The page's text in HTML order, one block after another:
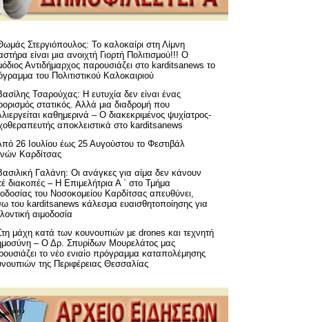
Στεργιόπουλος: Το καλοκαίρι στη Λίμνη
είναι μια ανοιχτή Γιορτή Πολιτισμού!!! Ο
Αντιδήμαρχος παρουσιάζει στο karditsanews το
του Πολιτιστικού Καλοκαιριού
Τσαρούχας: Η ευτυχία δεν είναι ένας
στατικός. Αλλά μια διαδρομή που
καθημερινά – Ο διακεκριμένος ψυχίατρος-
αποκλειστικά στο karditsanews
26 Ιουλίου έως 25 Αυγούστου το Φεστιβάλ
Καρδίτσας
Γαλάνη: Οι ανάγκες για αίμα δεν κάνουν
διακοπές – Η Επιμελήτρια Α ΄ στο Τμήμα
του Νοσοκομείου Καρδίτσας απευθύνει,
του karditsanews κάλεσμα ευαισθητοποίησης για
αιμοδοσία
μάχη κατά των κουνουπιών με drones και τεχνητή
– Ο Δρ. Σπυρίδων Μουρελάτος μας
το νέο ενιαίο πρόγραμμα καταπολέμησης
της Περιφέρειας Θεσσαλίας